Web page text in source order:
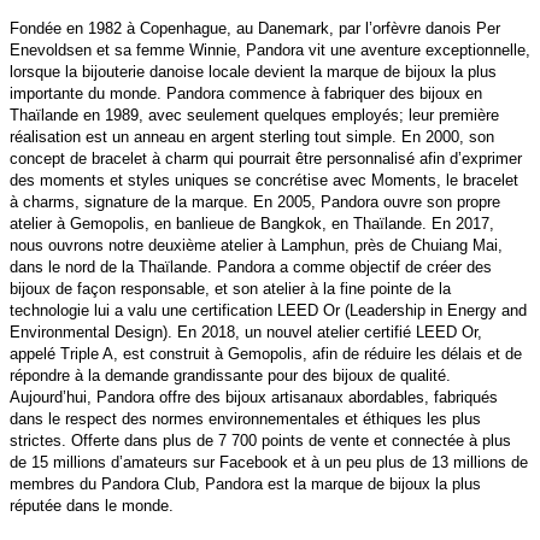
Fondée en 1982 à Copenhague, au Danemark, par l’orfèvre danois Per
Enevoldsen et sa femme Winnie, Pandora vit une aventure exceptionnelle,
lorsque la bijouterie danoise locale devient la marque de bijoux la plus
importante du monde. Pandora commence à fabriquer des bijoux en
Thaïlande en 1989, avec seulement quelques employés; leur première
réalisation est un anneau en argent sterling tout simple. En 2000, son
concept de bracelet à charm qui pourrait être personnalisé afin d’exprimer
des moments et styles uniques se concrétise avec Moments, le bracelet
à charms, signature de la marque. En 2005, Pandora ouvre son propre
atelier à Gemopolis, en banlieue de Bangkok, en Thaïlande. En 2017,
nous ouvrons notre deuxième atelier à Lamphun, près de Chuiang Mai,
dans le nord de la Thaïlande. Pandora a comme objectif de créer des
bijoux de façon responsable, et son atelier à la fine pointe de la
technologie lui a valu une certification LEED Or (Leadership in Energy and
Environmental Design). En 2018, un nouvel atelier certifié LEED Or,
appelé Triple A, est construit à Gemopolis, afin de réduire les délais et de
répondre à la demande grandissante pour des bijoux de qualité.
Aujourd’hui, Pandora offre des bijoux artisanaux abordables, fabriqués
dans le respect des normes environnementales et éthiques les plus
strictes. Offerte dans plus de 7 700 points de vente et connectée à plus
de 15 millions d’amateurs sur Facebook et à un peu plus de 13 millions de
membres du Pandora Club, Pandora est la marque de bijoux la plus
réputée dans le monde.